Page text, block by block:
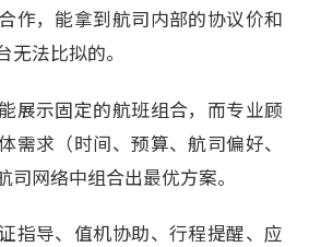
作，能拿到航司内部的协议价和
法比拟的。
展示固定的航班组合，而专业顾
需求（时间、预算、航司偏好、
司网络中组合出最优方案。
指导、值机协助、行程提醒、应